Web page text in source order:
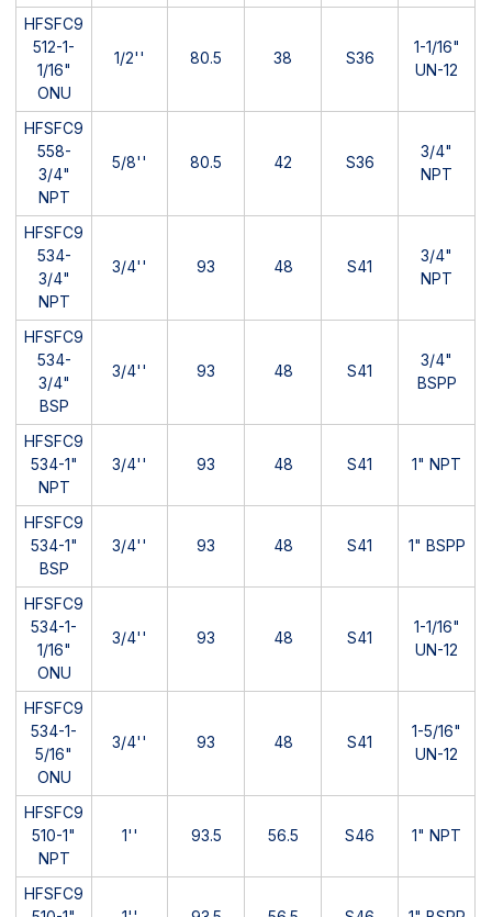
HFSFC9
512-1-
1/16"
ONU
1/2'' 80.5 38 S36
1-1/16"
UN-12
HFSFC9
558-
3/4"
NPT
5/8'' 80.5 42 S36
3/4"
NPT
HFSFC9
534-
3/4"
NPT
3/4'' 93 48 S41
3/4"
NPT
HFSFC9
534-
3/4"
BSP
3/4'' 93 48 S41
3/4"
BSPP
HFSFC9
534-1"
NPT
3/4'' 93 48 S41 1" NPT
HFSFC9
534-1"
BSP
3/4'' 93 48 S41 1" BSPP
HFSFC9
534-1-
1/16"
ONU
3/4'' 93 48 S41
1-1/16"
UN-12
HFSFC9
534-1-
5/16"
ONU
3/4'' 93 48 S41
1-5/16"
UN-12
HFSFC9
510-1"
NPT
1'' 93.5 56.5 S46 1" NPT
HFSFC9